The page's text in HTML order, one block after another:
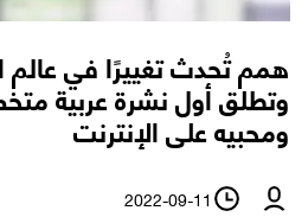
همم تُحدث تغييرًا في عالم
وتطلق أول نشرة عربية
ومحبيه على الإنترنت
2022-09-11